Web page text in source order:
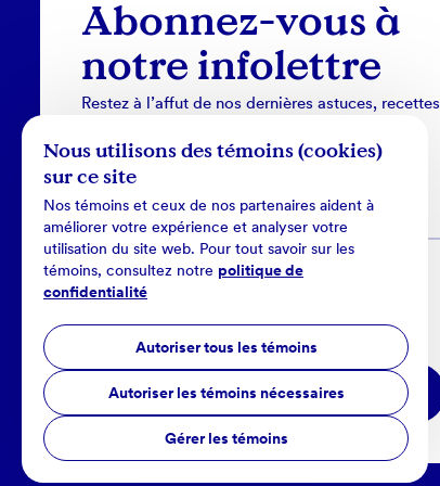
Nous utilisons des témoins (cookies)
sur ce site
Nos témoins et ceux de nos partenaires aident à
améliorer votre expérience et analyser votre
utilisation du site web. Pour tout savoir sur les
témoins, consultez notre politique de
confidentialité
Autoriser tous les témoins
Autoriser les témoins nécessaires
Gérer les témoins
Abonnez-vous à
notre infolettre
Restez à l’affut de nos dernières astuces, recettes
En cochant cette case, je certifie que j’ai lu et j'accepte
lesconditions d'utilisations
M’abonner